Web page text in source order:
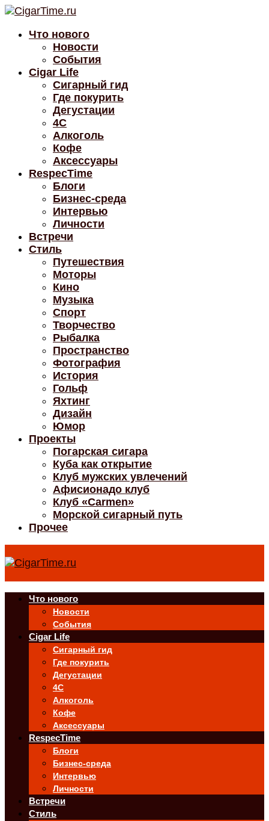
Что нового
Новости
События
Cigar Life
Сигарный гид
Где покурить
Дегустации
4C
Алкоголь
Кофе
Аксессуары
RespecTime
Блоги
Бизнес-среда
Интервью
Личности
Встречи
Стиль
Путешествия
Моторы
Кино
Музыка
Спорт
Творчество
Рыбалка
Пространство
Фотография
История
Гольф
Яхтинг
Дизайн
Юмор
Проекты
Погарская сигара
Куба как открытие
Клуб мужских увлечений
Афисионадо клуб
Клуб «Carmen»
Морской сигарный путь
Прочее
Что нового
Новости
События
Cigar Life
Сигарный гид
Где покурить
Дегустации
4C
Алкоголь
Кофе
Аксессуары
RespecTime
Блоги
Бизнес-среда
Интервью
Личности
Встречи
Стиль